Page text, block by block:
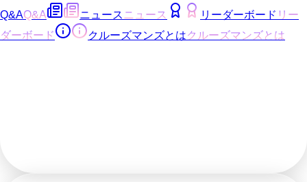
Q&AQ&A ニュース ニュース リーダーボード リー
ダーボード
クルーズマンズとはクルーズマンズとは